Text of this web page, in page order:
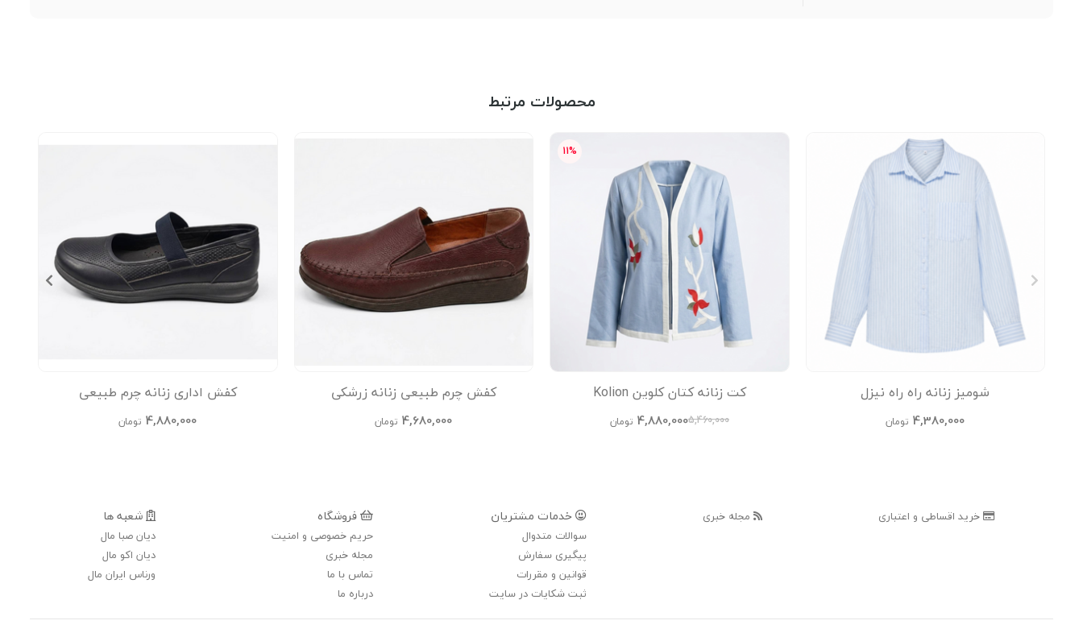
محصولات مرتبط
شومیز زنانه راه راه نیزل
4,380,000 تومان
11%
کت زنانه کتان کلوین Kolion
5,460,000
4,880,000 تومان
کفش چرم طبیعی زنانه زرشکی
4,680,000 تومان
کفش اداری زنانه چرم طبیعی
4,880,000 تومان
خرید اقساطی و اعتباری مجله خبری خدمات مشتریان
سوالات متدوال
پیگیری سفارش
قوانین و مقررات
ثبت شکایات در سایت
فروشگاه
حریم خصوصی و امنیت
مجله خبری
تماس با ما
درباره ما
شعبه ها
دیان صبا مال
دیان اکو مال
ورناس ایران مال